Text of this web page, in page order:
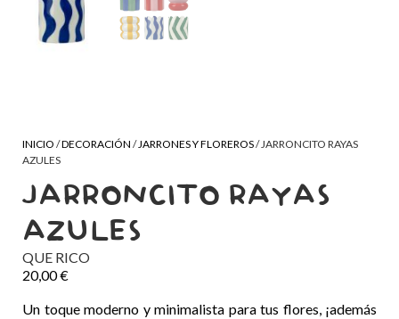
INICIO /DECORACIÓN / JARRONES Y FLOREROS/ JARRONCITO RAYAS
AZULES
JARRONCITO RAYAS
AZULES
QUE RICO
20,00€
Un toque moderno y minimalista para tus flores, ¡además